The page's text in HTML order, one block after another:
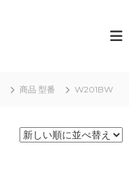
商品 型番 W201BW